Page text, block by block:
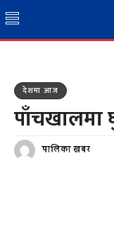
देशमा आज
पाँचखालमा
पालिका खबर